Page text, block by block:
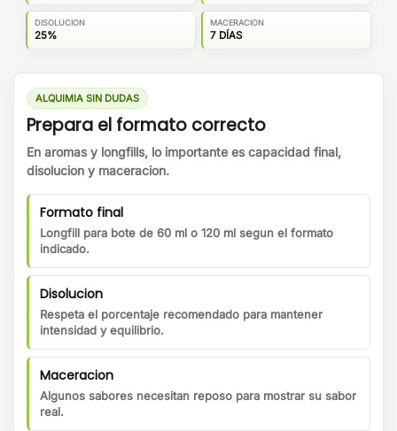
DISOLUCION
25%
MACERACION
7 DÍAS
ALQUIMIA SIN DUDAS
Prepara el formato correcto
En aromas y longfills, lo importante es capacidad final,
disolucion y maceracion.
Formato final
Longfill para bote de 60 ml o 120 ml segun el formato
indicado.
Disolucion
Respeta el porcentaje recomendado para mantener
intensidad y equilibrio.
Maceracion
Algunos sabores necesitan reposo para mostrar su sabor
real.